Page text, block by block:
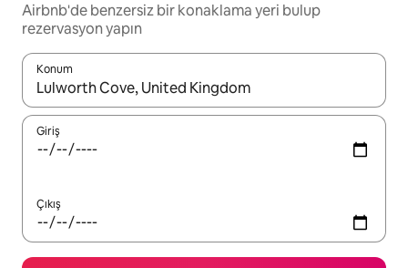
Airbnb'de benzersiz bir konaklama yeri bulup
rezervasyon yapın
Konum
Sonuçlar kullanılabilir olduğunda yukarı ve aşağı oklarıyla
Giriş
Çıkış